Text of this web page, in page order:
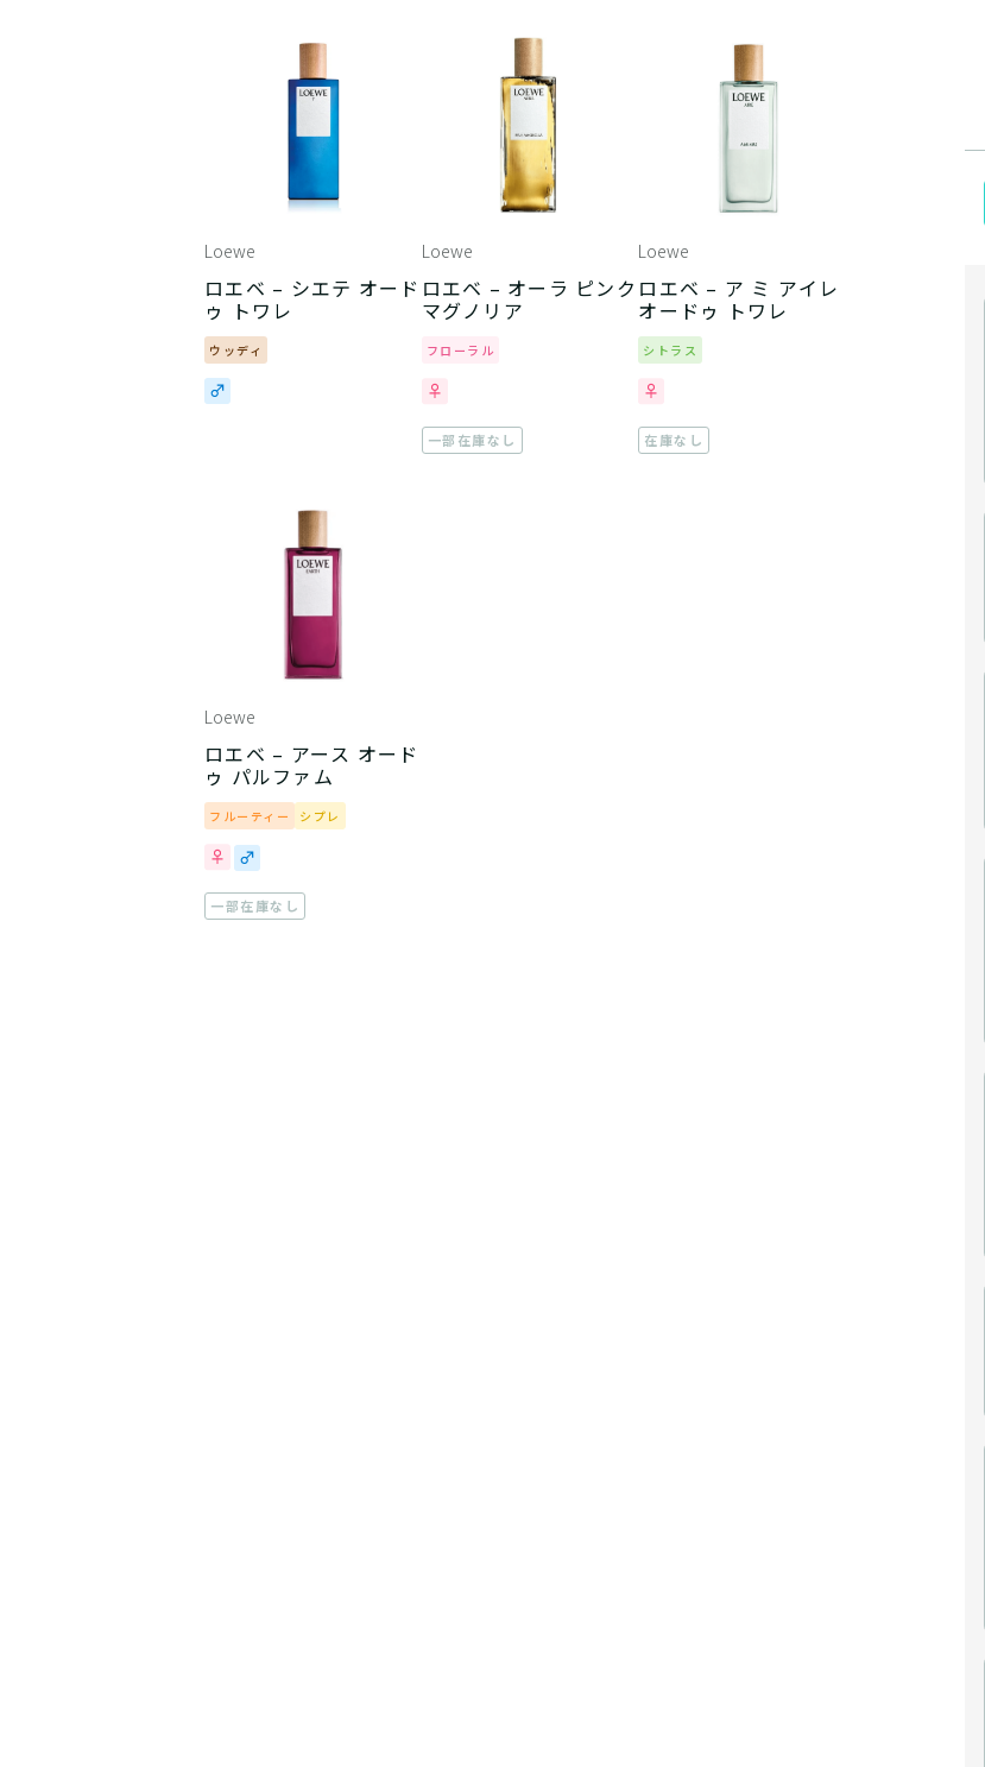
Loewe
ロエベ – シエテ オード
ゥ トワレ
ウッディ
Loewe
ロエベ – オーラ ピンク
マグノリア
フローラル
一部在庫なし
Loewe
ロエベ – ア ミ アイレ
オードゥ トワレ
シトラス
在庫なし
Loewe
ロエベ – アース オード
ゥ パルファム
フルーティー シプレ
一部在庫なし